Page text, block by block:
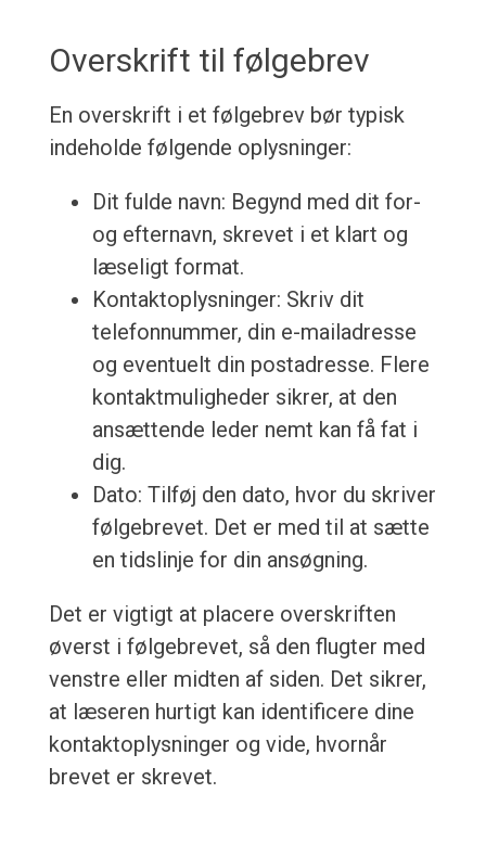
Overskrift til følgebrev
En overskrift i et følgebrev bør typisk
indeholde følgende oplysninger:
Dit fulde navn: Begynd med dit for-
og efternavn, skrevet i et klart og
læseligt format.
Kontaktoplysninger: Skriv dit
telefonnummer, din e-mailadresse
og eventuelt din postadresse. Flere
kontaktmuligheder sikrer, at den
ansættende leder nemt kan få fat i
dig.
Dato: Tilføj den dato, hvor du skriver
følgebrevet. Det er med til at sætte
en tidslinje for din ansøgning.
Det er vigtigt at placere overskriften
øverst i følgebrevet, så den flugter med
venstre eller midten af siden. Det sikrer,
at læseren hurtigt kan identificere dine
kontaktoplysninger og vide, hvornår
brevet er skrevet.